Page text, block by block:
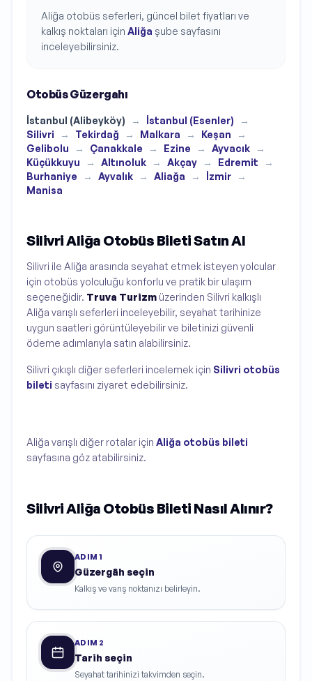
Aliğa otobüs seferleri, güncel bilet fiyatları ve
kalkış noktaları için Aliğa şube sayfasını
inceleyebilirsiniz.
Otobüs Güzergahı
İstanbul (Alibeyköy) → İstanbul (Esenler)
→
Silivri
→ Tekirdağ → Malkara → Keşan
→
Gelibolu
→ Çanakkale → Ezine → Ayvacık
→
Küçükkuyu
→ Altınoluk → Akçay → Edremit
→
Burhaniye
→ Ayvalık → Aliağa → İzmir
→
Manisa
Silivri Aliğa Otobüs Bileti Satın Al
Silivri ile Aliğa arasında seyahat etmek isteyen yolcular
için otobüs yolculuğu konforlu ve pratik bir ulaşım
seçeneğidir. Truva Turizm üzerinden Silivri kalkışlı
Aliğa varışlı seferleri inceleyebilir, seyahat tarihinize
uygun saatleri görüntüleyebilir ve biletinizi güvenli
ödeme adımlarıyla satın alabilirsiniz.
Silivri çıkışlı diğer seferleri incelemek için Silivri otobüs
bileti sayfasını ziyaret edebilirsiniz.
Aliğa varışlı diğer rotalar için Aliğa otobüs bileti
sayfasına göz atabilirsiniz.
Silivri Aliğa Otobüs Bileti Nasıl Alınır?
ADIM1
Güzergâh seçin
Kalkış ve varış noktanızı belirleyin.
ADIM 2
Tarih seçin
Seyahat tarihinizi takvimden seçin.